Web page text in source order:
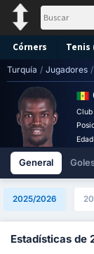
Córners Tenis
Turquía / Jugadores /
Club
General
2025/2026
Estadísticas de